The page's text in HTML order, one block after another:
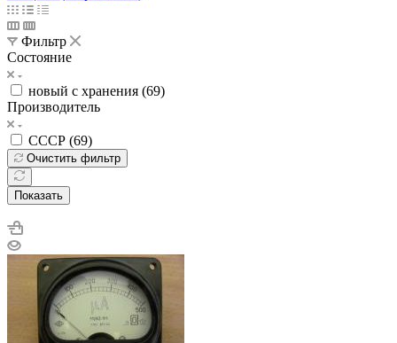
Фильтр
Состояние
новый с хранения (69)
Производитель
СССР (69)
Очистить фильтр
Показать